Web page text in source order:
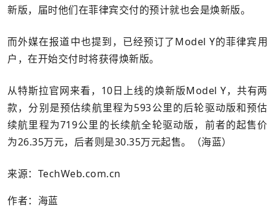
新版，届时他们在菲律宾交付的预计就也会是焕新版。
而外媒在报道中也提到，已经预订了Model Y的菲律宾用
户，在开始交付时将获得焕新版。
从特斯拉官网来看，10日上线的焕新版Model Y，共有两
款，分别是预估续航里程为593公里的后轮驱动版和预估
续航里程为719公里的长续航全轮驱动版，前者的起售价
为26.35万元，后者则是30.35万元起售。（海蓝）
来源：TechWeb.com.cn
作者：海蓝